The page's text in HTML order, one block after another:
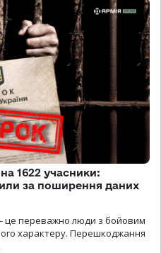
1622 учасники:
за поширення даних
це переважно люди з бойовим
характеру. Перешкоджання